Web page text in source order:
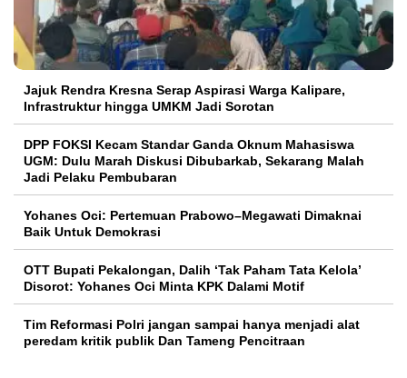
Jajuk Rendra Kresna Serap Aspirasi Warga Kalipare,
Infrastruktur hingga UMKM Jadi Sorotan
DPP FOKSI Kecam Standar Ganda Oknum Mahasiswa
UGM: Dulu Marah Diskusi Dibubarkab, Sekarang Malah
Jadi Pelaku Pembubaran
Yohanes Oci: Pertemuan Prabowo–Megawati Dimaknai
Baik Untuk Demokrasi
OTT Bupati Pekalongan, Dalih ‘Tak Paham Tata Kelola’
Disorot: Yohanes Oci Minta KPK Dalami Motif
Tim Reformasi Polri jangan sampai hanya menjadi alat
peredam kritik publik Dan Tameng Pencitraan